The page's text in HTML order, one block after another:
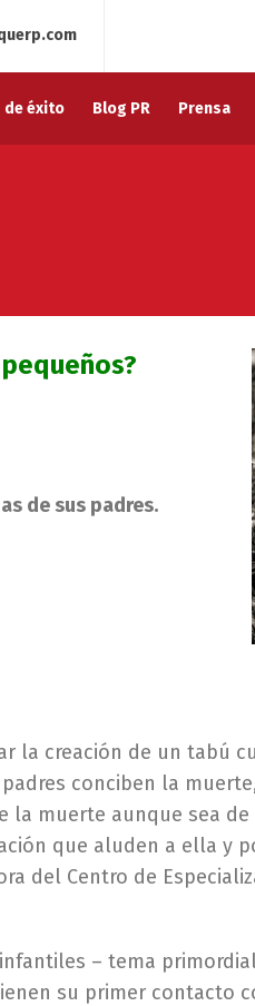
de éxito Blog PR Prensa
de sus padres.
creación de un tabú
conciben la
muerte aunque sea
que aluden a ella y
del Centro de
– tema
su primer contacto